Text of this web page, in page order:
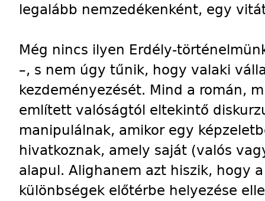
legalább nemzedékenként, egy
Még nincs ilyen Erdély-
–, s nem úgy tűnik, hogy valaki
kezdeményezését. Mind a román,
említett valóságtól eltekintő
manipulálnak, amikor egy
hivatkoznak, amely saját (valós
alapul. Alighanem azt hiszik, hogy
különbségek előtérbe helyezése